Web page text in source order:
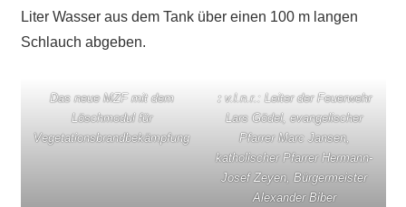
Liter Wasser aus dem Tank über einen 100 m langen
Schlauch abgeben.
Das neue MZF mit dem
Löschmodul für
Vegetationsbrandbekämpfung
:v.l.n.r.: Leiter der Feuerwehr
Lars Gödel, evangelischer
Pfarrer Marc Jansen,
katholischer Pfarrer Hermann-
Josef Zeyen, Bürgermeister
Alexander Biber